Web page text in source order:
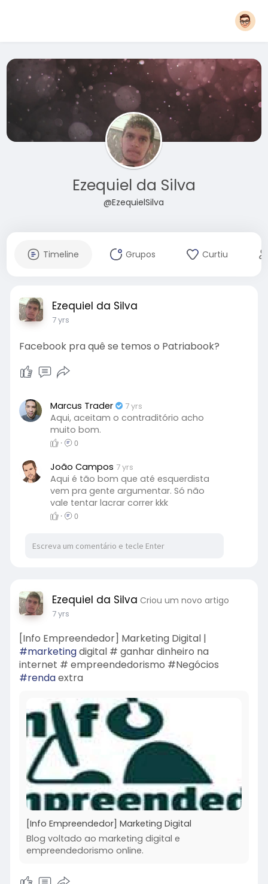
Ezequiel da Silva
@EzequielSilva
Timeline Grupos Curtiu
Ezequiel da Silva
7 yrs
Facebook pra quê se temos o Patriabook?
Marcus Trader 7 yrs
Aqui, aceitam o contraditório acho
muito bom.
· 0
João Campos 7 yrs
Aqui é tão bom que até esquerdista
vem pra gente argumentar. Só não
vale tentar lacrar correr kkk
· 0
Ezequiel da Silva Criou um novo artigo
7 yrs
[Info Empreendedor] Marketing Digital |
#marketingdigital # ganhar dinheiro na
internet # empreendedorismo #Negócios
#rendaextra
[Info Empreendedor] Marketing Digital
Blog voltado ao marketing digital e
empreendedorismo online.